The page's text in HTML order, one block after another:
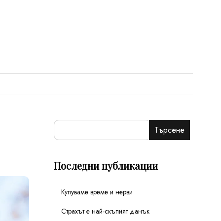
Търсене
Последни публикации
Купуваме време и нерви
Страхът е най-скъпият данък